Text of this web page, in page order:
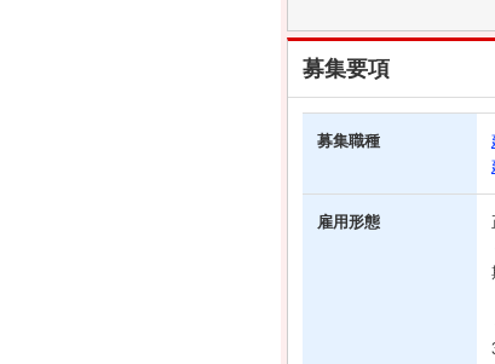
募集要項
募集職種
雇用形態